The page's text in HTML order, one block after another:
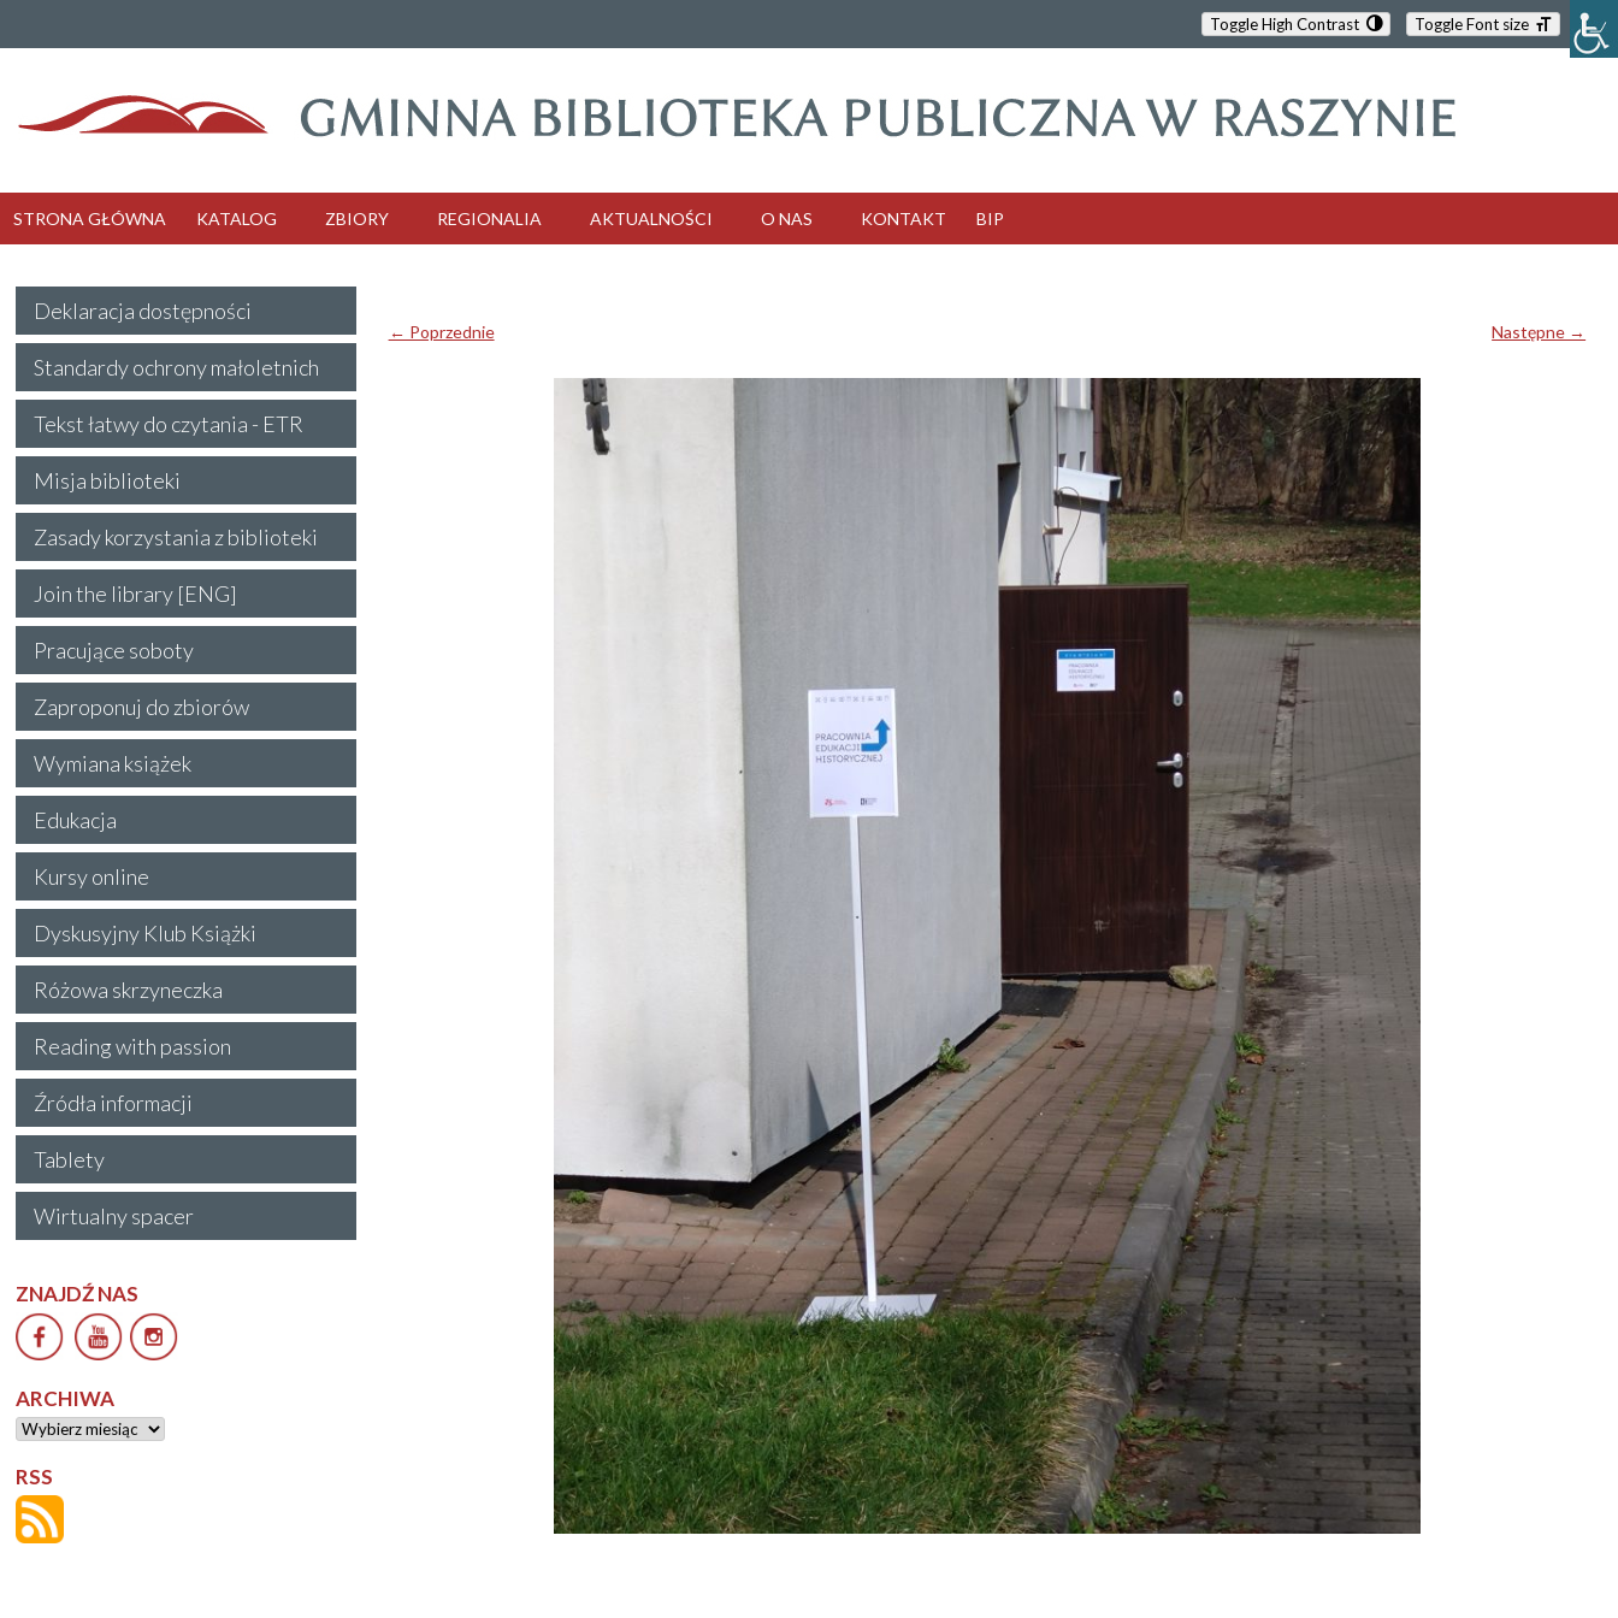
Toggle High Contrast Toggle Font size
STRONA GŁÓWNA KATALOG ZBIORY REGIONALIA AKTUALNOŚCI O NAS KONTAKT BIP
← Poprzednie Następne →
Deklaracja dostępności
Standardy ochrony małoletnich
Tekst łatwy do czytania - ETR
Misja biblioteki
Zasady korzystania z biblioteki
Join the library [ENG]
Pracujące soboty
Zaproponuj do zbiorów
Wymiana książek
Edukacja
Kursy online
Dyskusyjny Klub Książki
Różowa skrzyneczka
Reading with passion
Źródła informacji
Tablety
Wirtualny spacer
ZNAJDŹ NAS
ARCHIWA
Archiwa
RSS